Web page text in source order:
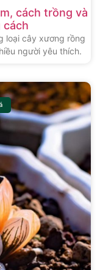
cách trồng và
cách
loại cây xương rồng
người yêu thích.